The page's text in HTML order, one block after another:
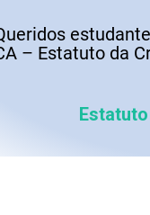
– Estatuto da